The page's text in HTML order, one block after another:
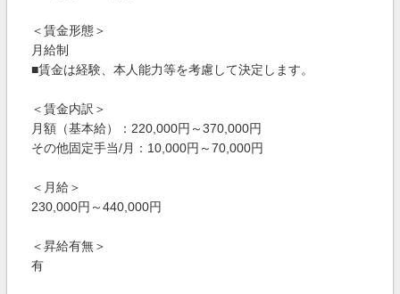
＜賃金形態＞
月給制
■賃金は経験、本人能力等を考慮して決定します。
＜賃金内訳＞
月額（基本給）：220,000円～370,000円
その他固定手当/月：10,000円～70,000円
＜月給＞
230,000円～440,000円
＜昇給有無＞
有